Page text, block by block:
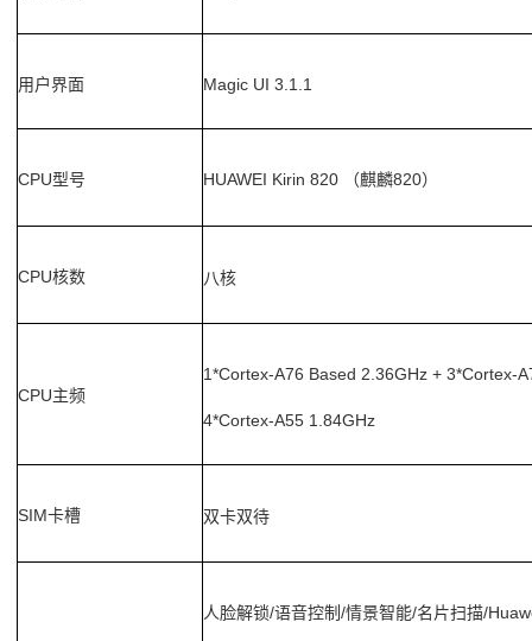
用户界面 Magic UI 3.1.1
CPU型号 HUAWEI Kirin 820 （麒麟820）
CPU核数 八核
CPU主频
1*Cortex-A76 Based 2.36GHz + 3*Cortex-
4*Cortex-A55 1.84GHz
SIM卡槽 双卡双待
人脸解锁/语音控制 /情景智能/名片扫描/